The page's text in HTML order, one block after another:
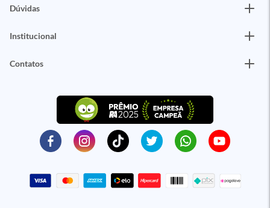
Dúvidas
Institucional
Contatos